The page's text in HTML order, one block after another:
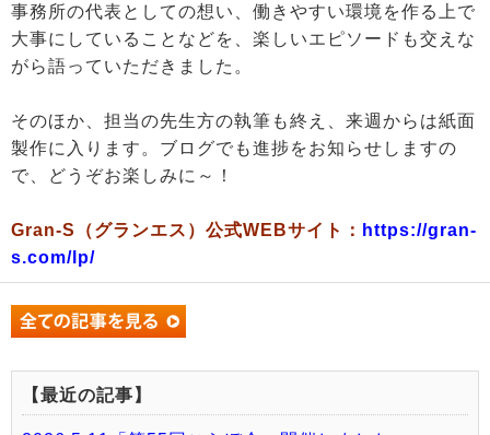
事務所の代表としての想い、働きやすい環境を作る上で
大事にしていることなどを、楽しいエピソードも交えな
がら語っていただきました。
そのほか、担当の先生方の執筆も終え、来週からは紙面
製作に入ります。ブログでも進捗をお知らせしますの
で、どうぞお楽しみに～！
Gran-S（グランエス）公式WEBサイト： https://gran-
s.com/lp/
【最近の記事】